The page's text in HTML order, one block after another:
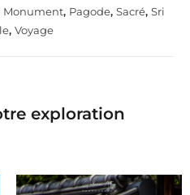
Monument, Pagode, Sacré, Sri
, Voyage
exploration